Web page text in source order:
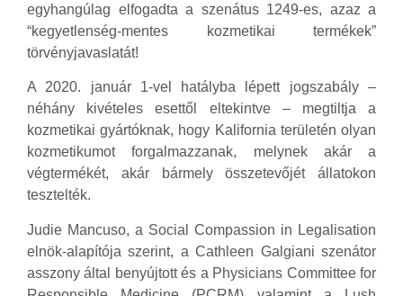
egyhangúlag elfogadta a szenátus 1249-es, azaz a
“kegyetlenség-mentes kozmetikai termékek”
törvényjavaslatát!
A 2020. január 1-vel hatályba lépett jogszabály –
néhány kivételes esettől eltekintve – megtiltja a
kozmetikai gyártóknak, hogy Kalifornia területén olyan
kozmetikumot forgalmazzanak, melynek akár a
végtermékét, akár bármely összetevőjét állatokon
tesztelték.
Judie Mancuso, a Social Compassion in Legalisation
elnök-alapítója szerint, a Cathleen Galgiani szenátor
asszony által benyújtott és a Physicians Committee for